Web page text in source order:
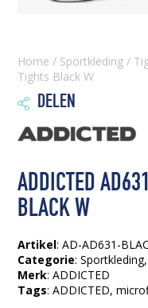
Home / Sportkleding /
Tights Black W
 DELEN
ADDICTED
BLACK W
Artikel: AD-AD631-
Categorie:Sportkleding,
Merk: ADDICTED
Tags:ADDICTED,